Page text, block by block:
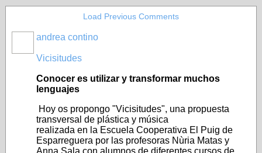
Load Previous Comments
andrea contino
Vicisitudes
Conocer es utilizar y transformar muchos
lenguajes
Hoy os propongo "Vicisitudes", una propuesta
transversal de plástica y música
realizada en la Escuela Cooperativa El Puig de
Esparreguera por las profesoras Nùria Matas y
Anna Sala con alumnos de diferentes cursos de